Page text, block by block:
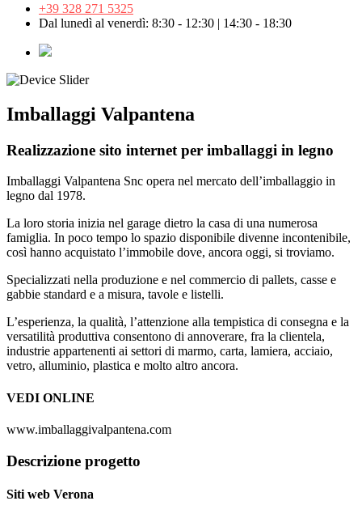
+39 328 271 5325
Dal lunedì al venerdì: 8:30 - 12:30 | 14:30 - 18:30
Imballaggi Valpantena
Realizzazione sito internet per imballaggi in legno
Imballaggi Valpantena Snc opera nel mercato dell’imballaggio in
legno dal 1978.
La loro storia inizia nel garage dietro la casa di una numerosa
famiglia. In poco tempo lo spazio disponibile divenne incontenibile,
così hanno acquistato l’immobile dove, ancora oggi, si troviamo.
Specializzati nella produzione e nel commercio di pallets, casse e
gabbie standard e a misura, tavole e listelli.
L’esperienza, la qualità, l’attenzione alla tempistica di consegna e la
versatilità produttiva consentono di annoverare, fra la clientela,
industrie appartenenti ai settori di marmo, carta, lamiera, acciaio,
vetro, alluminio, plastica e molto altro ancora.
VEDI ONLINE
www.imballaggivalpantena.com
Descrizione progetto
Siti web Verona